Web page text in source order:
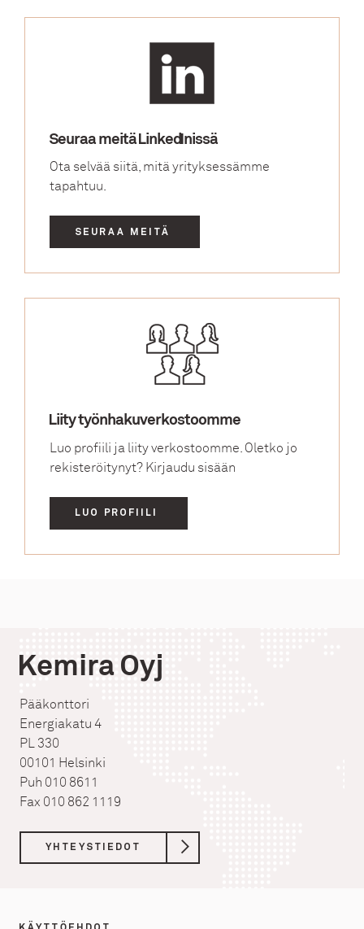
Seuraa meitä LinkedInissä
Ota selvää siitä, mitä yrityksessämme
tapahtuu.
SEURAA MEITÄ
Liity työnhakuverkostoomme
Luo profiili ja liity verkostoomme. Oletko jo
rekisteröitynyt? Kirjaudu sisään
LUO PROFIILI
Kemira Oyj
Pääkonttori
Energiakatu 4
PL 330
00101 Helsinki
Puh 010 8611
Fax 010 862 1119
YHTEYSTIEDOT